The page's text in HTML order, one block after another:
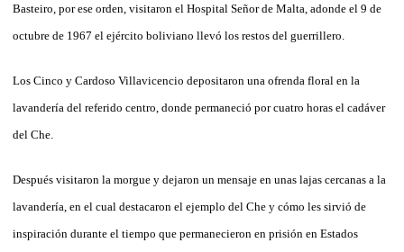
Basteiro, por ese orden, visitaron el Hospital Señor de Malta, adonde el 9 de
octubre de 1967 el ejército boliviano llevó los restos del guerrillero.
Los Cinco y Cardoso Villavicencio depositaron una ofrenda floral en la
lavandería del referido centro, donde permaneció por cuatro horas el cadáver
del Che.
Después visitaron la morgue y dejaron un mensaje en unas lajas cercanas a la
lavandería, en el cual destacaron el ejemplo del Che y cómo les sirvió de
inspiración durante el tiempo que permanecieron en prisión en Estados